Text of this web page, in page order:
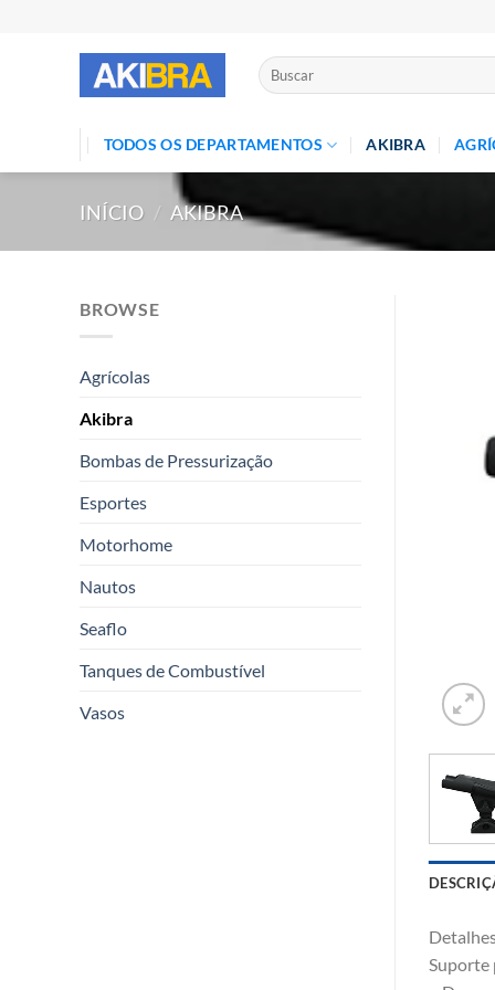
Pesquisar
por:
TODOS OS DEPARTAMENTOS AKIBRA
INÍCIO / AKIBRA
BROWSE
Agrícolas
Akibra
Bombas de Pressurização
Esportes
Motorhome
Nautos
Seaflo
Tanques de Combustível
Vasos
Suporte